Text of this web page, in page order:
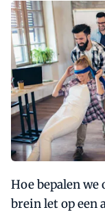
Hoe bepalen we
brein let op een